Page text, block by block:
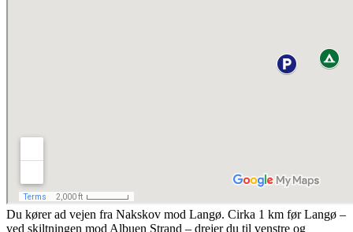
Du kører ad vejen fra Nakskov mod Langø. Cirka 1 km før Langø –
ved skiltningen mod Albuen Strand – drejer du til venstre og